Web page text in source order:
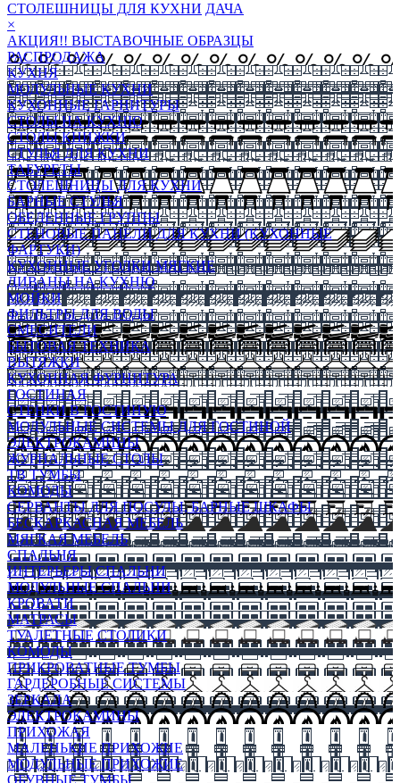
СТОЛЕШНИЦЫ ДЛЯ КУХНИ ДАЧА
×
АКЦИЯ!! ВЫСТАВОЧНЫЕ ОБРАЗЦЫ
РАСПРОДАЖА
КУХНЯ
МОДУЛЬНЫЕ КУХНИ
КУХОННЫЕ ГАРНИТУРЫ
СТОЛЫ НА КУХНЮ
СТОЛЫ КНИЖКИ
СТУЛЬЯ ДЛЯ КУХНИ
ТАБУРЕТЫ
СТОЛЕШНИЦЫ ДЛЯ КУХНИ
БАРНЫЕ СТУЛЬЯ
ОБЕДЕННЫЕ ГРУППЫ
СТЕНОВЫЕ ПАНЕЛИ ДЛЯ КУХНИ (КУХОННЫЕ
ФАРТУКИ)
КУХОННЫЕ УГОЛКИ МЯГКИЕ
ДИВАНЫ НА КУХНЮ
МОЙКИ
ФИЛЬТРЫ ДЛЯ ВОДЫ
СМЕСИТЕЛИ
БЫТОВАЯ ТЕХНИКА
ВЫТЯЖКИ
КУХОННАЯ ФУРНИТУРА
ГОСТИНАЯ
СТЕНКИ В ГОСТИНУЮ
МОДУЛЬНЫЕ СИСТЕМЫ ДЛЯ ГОСТИНОЙ
ЭЛЕКТРОКАМИНЫ
ЖУРНАЛЬНЫЕ СТОЛЫ
ТВ ТУМБЫ
КОМОДЫ
СЕРВАНТЫ ДЛЯ ПОСУДЫ, БАРНЫЕ ШКАФЫ
БЕСКАРКАСНАЯ МЕБЕЛЬ
МЯГКАЯ МЕБЕЛЬ
СПАЛЬНЯ
ИНТЕРЬЕРЫ СПАЛЬНИ
МОДУЛЬНЫЕ СПАЛЬНИ
КРОВАТИ
МАТРАСЫ
ТУАЛЕТНЫЕ СТОЛИКИ
КОМОДЫ
ПРИКРОВАТНЫЕ ТУМБЫ
ГАРДЕРОБНЫЕ СИСТЕМЫ
ЗЕРКАЛА
ЭЛЕКТРОКАМИНЫ
ПРИХОЖАЯ
МАЛЕНЬКИЕ ПРИХОЖИЕ
МОДУЛЬНЫЕ ПРИХОЖИЕ